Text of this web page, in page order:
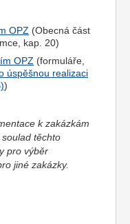
OPZ (Obecná část
, kap. 20)
OPZ (formuláře,
úspěšnou realizaci
)
k zakázkám
těchto
pro výběr
jiné zakázky.